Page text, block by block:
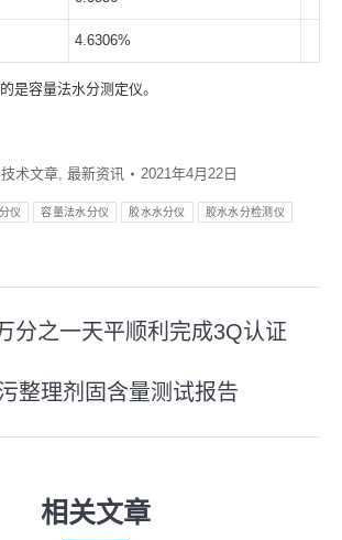
4.6306%
是容量法水分测定仪。
技术文章, 最新资讯 2021年4月22日
仪 容量法水分仪 胶水水分仪 胶水水分检测仪
上
篇
文
分之一天平顺利完成3Q认证
下
一
文
章：
整理剂固含量测试报告
相关文章